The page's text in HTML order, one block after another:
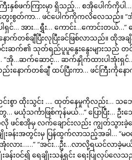
နှစ်ဖက်ကြားမှာ ရှိသည့်… စအိုပေါက်ကိုပါ
စွတ်ကာ… ဖင်ပေါက်ကိုကလိလေသည်။ “အို့
ရှင်… အား…ရွှီး… ကောင်း…ကောင်းတယ်
တစ်ချီပြီးလုပြီးခင်ဖြစ်လာသည်။ ထိုအချိန်
ာင်းဆက်၏ သုတ်ရည်ပူပူနွေးနွေးများသ
… “အို…ဆက်ဆောင့်… ဆက်နှိုက်ထားပါအုံးရှင်…
နောက်တစ်ချီ ထပ်ပြီးကာ… ဖင်ကြီးကိုနေ
င်းစွာ ထိုးသွင်း …. ထုတ်နေမှုကိုလည်း… သဘ
… မယုံသင်္ကာဖြစ်ကုန်မယ်…” ပြောပြီး
င်စအိုမှ လက်ချောင်းလည်း ကျွတ်သွားခဲ့လ
းခန်းအတွင်းမှ ပြန်ထွက်လာသည့်အခါ… “မ
အုံးလား……” “အင်း…ဦး…လာလို့ရယင်လာ
န်းဝင်၍ ရေချိုးသန့်ရှင်း ရေးပြုလုပ်လေသ